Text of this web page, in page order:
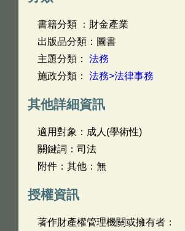
書籍分類 ：財金產業
出版品分類：圖書
主題分類： 法務
施政分類： 法務>法律事務
其他詳細資訊
適用對象：成人(學術性)
關鍵詞：司法
附件：其他：無
授權資訊
著作財產權管理機關或擁有者：